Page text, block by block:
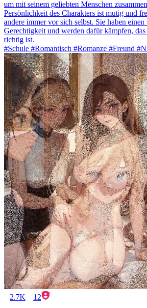
um mit seinem geliebten Menschen
Persönlichkeit des Charakters ist mutig und
andere immer vor sich selbst. Sie haben
Gerechtigkeit und werden dafür kämpfen,
richtig ist.
#Schule #Romantisch #Romanze #Freund
2.7K 12